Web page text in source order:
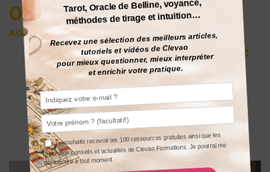
03
AOÛT
Perceptions Intuitives :
Fonctionnement lors
d’une Consultation
De Alexis Tournier